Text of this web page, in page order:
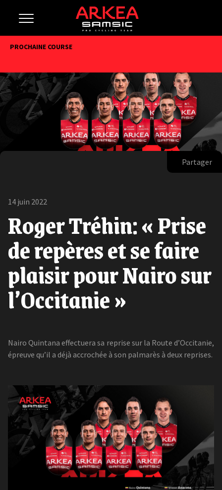
PROCHAINE COURSE
Partager
14 juin 2022
Roger Tréhin: « Prise
de repères et se faire
plaisir pour Nairo sur
l’Occitanie »
Nairo Quintana effectuera sa reprise sur la Route d’Occitanie,
épreuve qu’il a déjà accrochée à son palmarès à deux reprises.